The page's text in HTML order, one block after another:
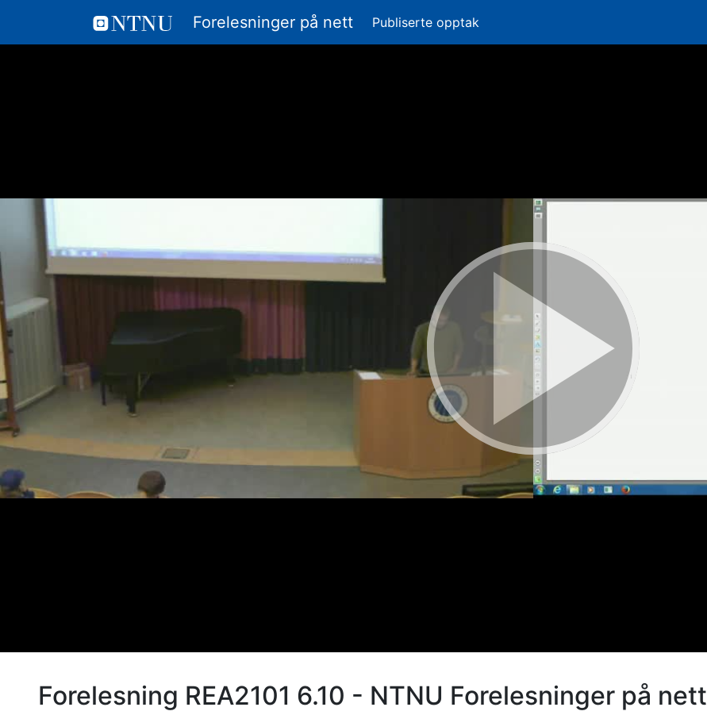
Forelesninger på nett Publiserte opptak
Forelesning REA2101 6.10 - NTNU Forelesninger på nett